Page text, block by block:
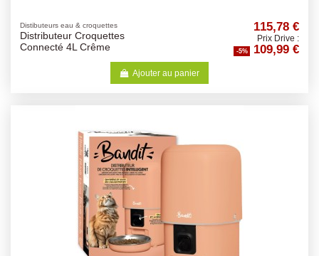
Distibuteurs eau & croquettes
Distributeur Croquettes
Connecté 4L Crême
115,78 €
Prix Drive :
-5% 109,99 €
Ajouter au panier